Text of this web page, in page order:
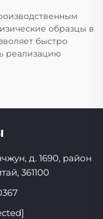
образцы в
быстро
реализацию
д. 1690, район
361100